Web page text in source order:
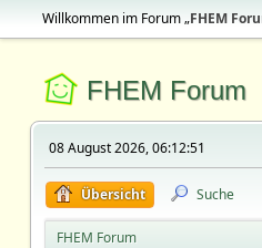
Willkommen im Forum „FHEM
FHEM Forum
08 August 2026, 06:12:51
Übersicht Suche
FHEM Forum